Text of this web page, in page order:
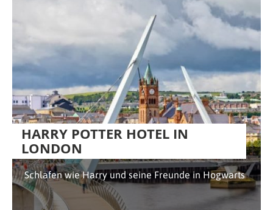
HARRY POTTER HOTEL IN
LONDON
Schlafen wie Harry und seine Freunde in Hogwarts